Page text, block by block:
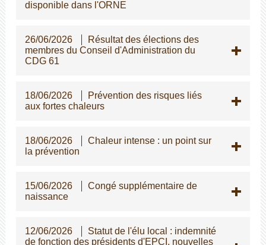
disponible dans l'ORNE
26/06/2026
Résultat des élections des
membres du Conseil d'Administration du
CDG 61
18/06/2026
Prévention des risques liés
aux fortes chaleurs
18/06/2026
Chaleur intense : un point sur
la prévention
15/06/2026
Congé supplémentaire de
naissance
12/06/2026
Statut de l'élu local : indemnité
de fonction des présidents d'EPCI, nouvelles